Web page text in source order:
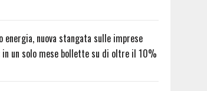
energia, nuova stangata sulle imprese
in un solo mese bollette su di oltre il 10%